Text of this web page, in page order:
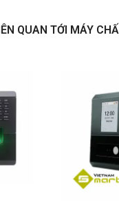
QUAN TỚI MÁY